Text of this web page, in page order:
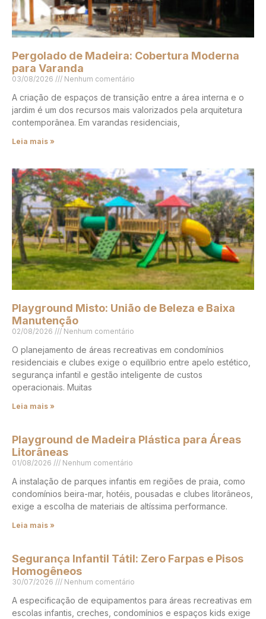
Pergolado de Madeira: Cobertura Moderna
para Varanda
03/08/2026 Nenhum comentário
A criação de espaços de transição entre a área interna e o
jardim é um dos recursos mais valorizados pela arquitetura
contemporânea. Em varandas residenciais,
Leia mais »
Playground Misto: União de Beleza e Baixa
Manutenção
02/08/2026 Nenhum comentário
O planejamento de áreas recreativas em condomínios
residenciais e clubes exige o equilíbrio entre apelo estético,
segurança infantil e gestão inteligente de custos
operacionais. Muitas
Leia mais »
Playground de Madeira Plástica para Áreas
Litorâneas
01/08/2026 Nenhum comentário
A instalação de parques infantis em regiões de praia, como
condomínios beira-mar, hotéis, pousadas e clubes litorâneos,
exige a escolha de materiais de altíssima performance.
Leia mais »
Segurança Infantil Tátil: Zero Farpas e Pisos
Homogêneos
30/07/2026 Nenhum comentário
A especificação de equipamentos para áreas recreativas em
escolas infantis, creches, condomínios e espaços kids exige